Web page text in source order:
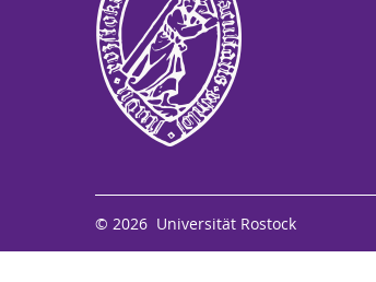
© 2026 Universität Rostock